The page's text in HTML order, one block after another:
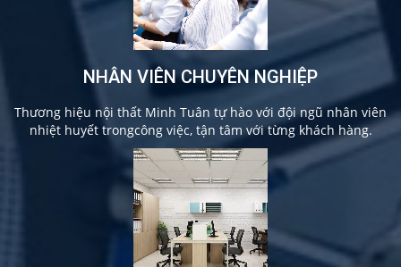
NHÂN VIÊN CHUYÊN NGHIỆP
Thương hiệu nội thất Minh Tuân tự hào với đội ngũ nhân viên
nhiệt huyết trongcông việc, tận tâm với từng khách hàng.